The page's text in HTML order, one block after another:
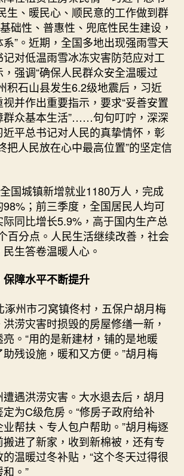
评
⑥）
_
中
国
网〉
中
生、暖民心、顺民意的工作做到群
础性、普惠性、兜底性民生建设，
”。近期，全国多地出现强雨雪天
对低温雨雪冰冻灾害防范应对工
强调“确保人民群众安全温暖过
积石山县发生6.2级地震后，习近
并作出重要指示，要求“妥善安置
群众基本生活”……句句叮咛，深深
平总书记对人民的真挚情怀，彰
把人民放在心中最高位置”的坚定信
国城镇新增就业1180万人，完成
；前三季度，全国居民人均可
同比增长5.9%，高于国内生产总
百分点。人民生活继续改善，社会
生答卷温暖人心。
障水平不断提升
涿州市刁窝镇佟村，五保户胡月梅
涝灾害时损毁的房屋修缮一新，
。“用的是新建材，铺的是地暖
残设施，暖和又方便。”胡月梅
遇洪涝灾害。大水退去后，胡月
为C级危房。“修房子政府给补
帮扶、专人包户帮助。”胡月梅逐
进了新家，收到新棉被，还有专
温暖过冬补贴，“这个冬天过得很
。”